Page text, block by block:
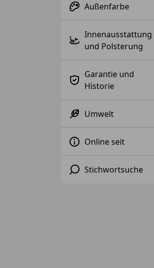
Außenfarbe
Innenausstattung
und Polsterung
Garantie und
Historie
Umwelt
Online seit
Stichwortsuche